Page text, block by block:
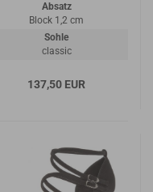
Absatz
Block 1,2 cm
Sohle
classic
137,50 EUR